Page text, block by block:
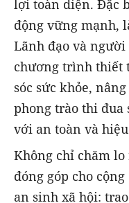
lợi toàn diện. Đặc
động vững mạnh,
Lãnh đạo và
chương trình thiết
sóc sức khỏe,
phong trào thi đua
với an toàn và
Không chỉ chăm lo
đóng góp cho
an sinh xã hội: